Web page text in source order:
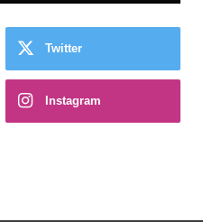
Twitter
Instagram